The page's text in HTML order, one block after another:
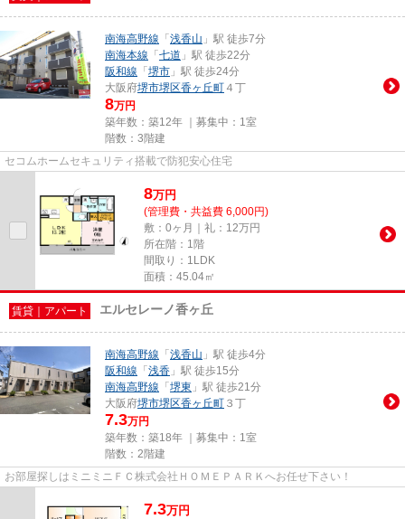
南海高野線 「 浅香山 」駅 徒歩7分
南海本線 「 七道 」駅 徒歩22分
阪和線 「 堺市 」駅 徒歩24分
大阪府堺市堺区香ヶ丘町 ４丁
8万円
築年数：築12年 ｜募集中： 1室
階数：3階建
セコムホームセキュリティ搭載で防犯安心住宅
8万円
(管理費・共益費 6,000円)
敷：0ヶ月｜礼：12万円
所在階：1階
間取り：1LDK
面積：45.04㎡
賃貸｜アパート エルセレーノ香ヶ丘
南海高野線 「 浅香山 」駅 徒歩4分
阪和線 「 浅香 」駅 徒歩15分
南海高野線 「 堺東 」駅 徒歩21分
大阪府堺市堺区香ヶ丘町 ３丁
7.3万円
築年数：築18年 ｜募集中： 1室
階数：2階建
お部屋探しはミニミニＦＣ株式会社ＨＯＭＥＰＡＲＫへお任せ下さい！
7.3万円